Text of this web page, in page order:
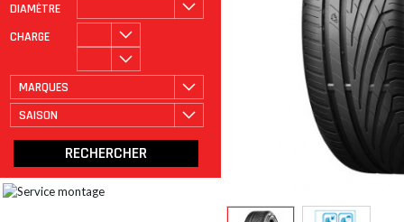
DIAMÈTRE
CHARGE
MARQUES
SAISON